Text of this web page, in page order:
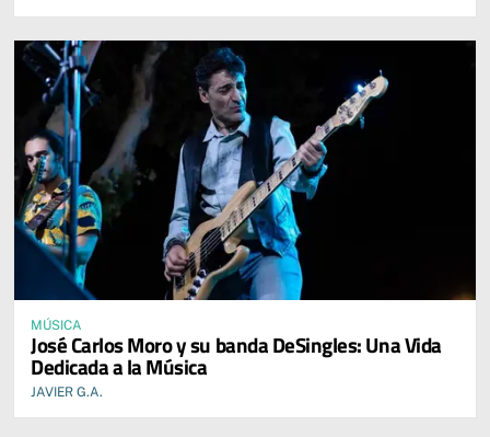
MÚSICA
José Carlos Moro y su banda DeSingles: Una Vida
Dedicada a la Música
JAVIER G.A.